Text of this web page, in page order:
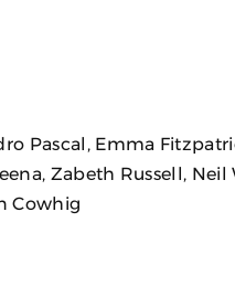
Pascal, Emma
Zabeth Russell,
Cowhig